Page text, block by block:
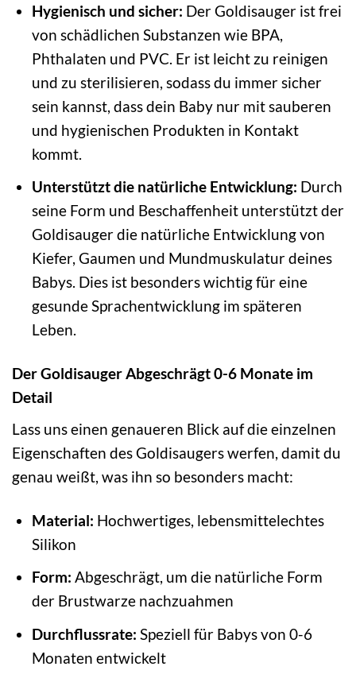
Hygienisch und sicher: Der Goldisauger ist frei
von schädlichen Substanzen wie BPA,
Phthalaten und PVC. Er ist leicht zu reinigen
und zu sterilisieren, sodass du immer sicher
sein kannst, dass dein Baby nur mit sauberen
und hygienischen Produkten in Kontakt
kommt.
Unterstützt die natürliche Entwicklung: Durch
seine Form und Beschaffenheit unterstützt der
Goldisauger die natürliche Entwicklung von
Kiefer, Gaumen und Mundmuskulatur deines
Babys. Dies ist besonders wichtig für eine
gesunde Sprachentwicklung im späteren
Leben.
Der Goldisauger Abgeschrägt 0-6 Monate im
Detail
Lass uns einen genaueren Blick auf die einzelnen
Eigenschaften des Goldisaugers werfen, damit du
genau weißt, was ihn so besonders macht:
Material: Hochwertiges, lebensmittelechtes
Silikon
Form: Abgeschrägt, um die natürliche Form
der Brustwarze nachzuahmen
Durchflussrate: Speziell für Babys von 0-6
Monaten entwickelt